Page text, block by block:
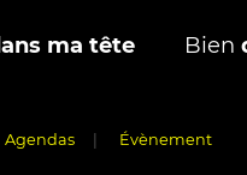
ma tête Bien
Agendas Évènement